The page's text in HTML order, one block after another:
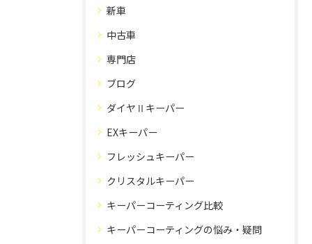
新車
中古車
専門店
ブログ
ダイヤⅡキーパー
EXキーパー
フレッシュキーパー
クリスタルキーパー
キーパーコーティング比較
キーパーコーティングの悩み・疑問